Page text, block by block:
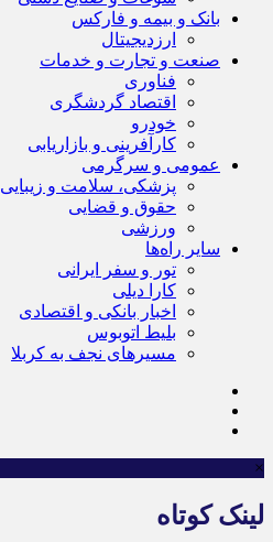
بانک و بیمه و فارکس
ارزدیجیتال
صنعت و تجارت و خدمات
فناوری
اقتصاد گردشگری
خودرو
کارآفرینی و بازاریابی
عمومی و سرگرمی
پزشکی، سلامت و زیبایی
حقوق و قضایی
ورزشی
سایر راه‌ها
تور و سفر ایرانی
کارا دیلی
اخبار بانکی و اقتصادی
بلیط اتوبوس
مسیرهای نجف به کربلا
×
لینک کوتاه